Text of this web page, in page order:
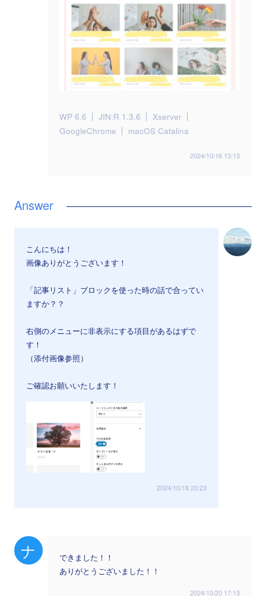
WP 6.6 JIN:R 1.3.6
Xserver
GoogleChrome
macOS Catalina
2024/10/16 13:13
こんにちは！
画像ありがとうございます！
「記事リスト」ブロックを使った時の話で合ってい
ますか？？
右側のメニューに非表示にする項目があるはずで
す！
（添付画像参照）
ご確認お願いいたします！
2024/10/18 20:23
ナ
できました！！
ありがとうございました！！
2024/10/20 17:13